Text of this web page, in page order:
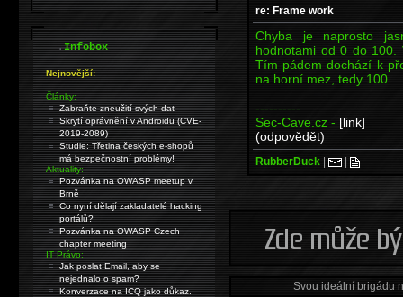
re: Frame work
Chyba je naprosto
hodnotami od 0 do
Tím pádem dochází k
na horní mez, tedy 100.
----------
Sec-Cave.cz - [link]
(odpovědět)
RubberDuck | |
Svou ideální brigádu
.Infobox
Nejnovější:
Články:
Zabraňte zneužití svých dat
Skrytí oprávnění v Androidu (CVE-
2019-2089)
Studie: Třetina českých e-shopů
má bezpečnostní problémy!
Aktuality:
Pozvánka na OWASP meetup v
Brně
Co nyní dělají zakladatelé hacking
portálů?
Pozvánka na OWASP Czech
chapter meeting
IT Právo:
Jak poslat Email, aby se
nejednalo o spam?
Konverzace na ICQ jako důkaz.